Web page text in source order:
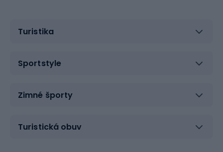
Turistika
Sportstyle
Zimné športy
Turistická obuv